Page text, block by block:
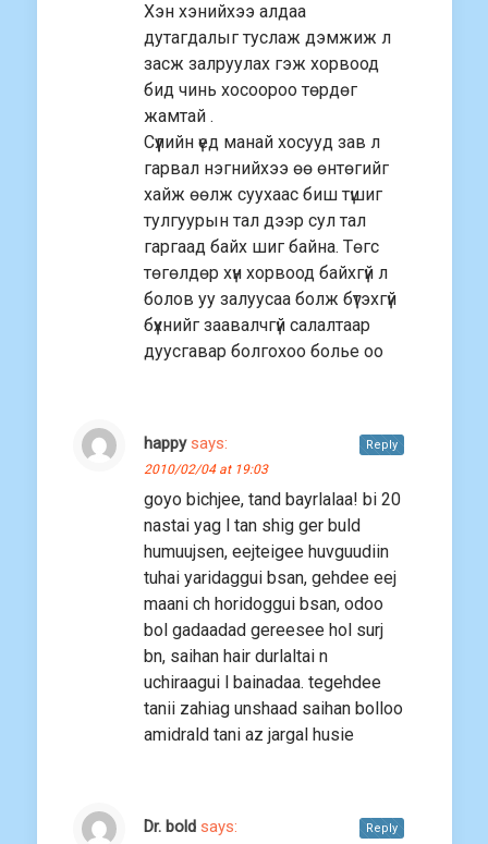
Хэн хэнийхээ алдаа
дутагдалыг туслаж дэмжиж л
засж залруулах гэж хорвоод
бид чинь хосоороо төрдөг
жамтай .
Сүүлийн үед манай хосууд зав л
гарвал нэгнийхээ өө өнтөгийг
хайж өөлж суухаас биш түшиг
тулгуурын тал дээр сул тал
гаргаад байх шиг байна. Төгс
төгөлдөр хүн хорвоод байхгүй л
болов уу залуусаа болж бүтэхгүй
бүхнийг заавалчгүй салалтаар
дуусгавар болгохоо болье оо
happy says:
2010/02/04 at 19:03
goyo bichjee, tand bayrlalaa! bi 20
nastai yag l tan shig ger buld
humuujsen, eejteigee huvguudiin
tuhai yaridaggui bsan, gehdee eej
maani ch horidoggui bsan, odoo
bol gadaadad gereesee hol surj
bn, saihan hair durlaltai n
uchiraagui l bainadaa. tegehdee
tanii zahiag unshaad saihan bolloo
amidrald tani az jargal husie
Reply
Dr. bold says: Reply